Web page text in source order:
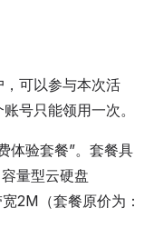
可以参与本次活
号只能领用一次。
体验套餐”。套餐具
量型云硬盘
2M（套餐原价为：